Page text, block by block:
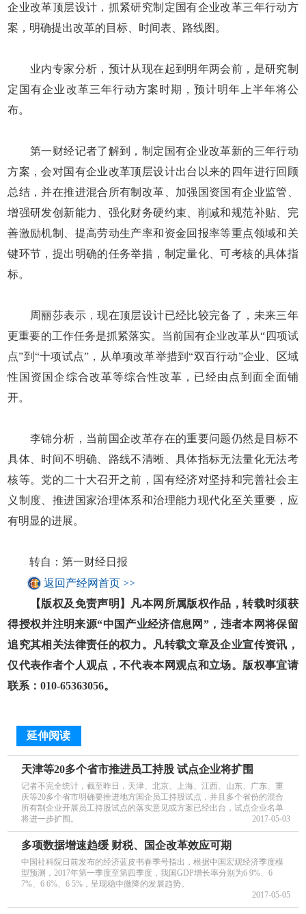
企业改革顶层设计，抓紧研究制定国有企业改革三年行动方
案，明确提出改革的目标、时间表、路线图。
业内专家分析，预计从现在起到明年两会前，是研究制
定国有企业改革三年行动方案时期，预计明年上半年将公
布。
第一财经记者了解到，制定国有企业改革新的三年行动
方案，会对国有企业改革顶层设计出台以来的四年进行回顾
总结，并在推进混合所有制改革、加强国资国有企业监管、
增强研发创新能力、强化财务硬约束、削减和规范补贴、完
善激励机制、提高劳动生产率和资金回报率等重点领域和关
键环节，提出明确的任务举措，制定量化、可考核的具体指
标。
周丽莎表示，现在顶层设计已经比较完备了，未来三年
更重要的工作任务是抓紧落实。当前国有企业改革从“四项试
点”到“十项试点”，从单项改革举措到“双百行动”企业、区域
性国资国企综合改革等综合性改革，已经由点到面全面铺
开。
李锦分析，当前国企改革存在的重要问题仍然是目标不
具体、时间不明确、路线不清晰、具体指标无法量化无法考
核等。党的二十大召开之前，国有经济对坚持和完善社会主
义制度、推进国家治理体系和治理能力现代化至关重要，应
有明显的进展。
转自：第一财经日报
返回产经网首页 >>
【版权及免责声明】凡本网所属版权作品，转载时须获
得授权并注明来源“中国产业经济信息网”，违者本网将保留
追究其相关法律责任的权力。凡转载文章及企业宣传资讯，
仅代表作者个人观点，不代表本网观点和立场。版权事宜请
联系：010-65363056。
延伸阅读
天津等20多个省市推进员工持股 试点企业将扩围
记者不完全统计，截至昨日，天津、北京、上海、江西、山东、广东、重
庆等20多个省市明确要推进地方国企员工持股试点，并且多个省份的混合
所有制企业开展员工持股试点的落实意见或方案已经出台，试点企业名单
将进一步扩围。
2017-05-03
多项数据增速趋缓 财税、国企改革效应可期
中国社科院日前发布的经济蓝皮书春季号指出，根据中国宏观经济季度模
型预测，2017年第一季度至第四季度，我国GDP增长率分别为6 9%、6
7%、6 6%、6 5%，呈现稳中微降的发展趋势。
2017-05-05